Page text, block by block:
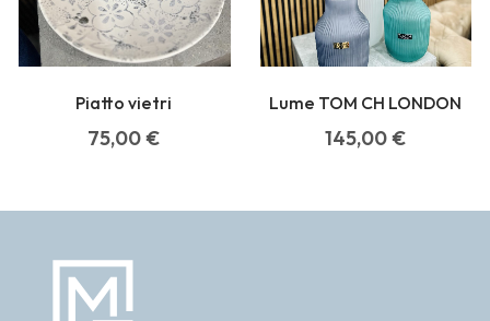
Piatto vietri
75,00€
Lume TOM CH LONDON
145,00€